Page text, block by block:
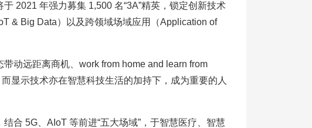
2021 年强力募集 1,500 名“3A”精英，锁定创新技术
& Big Data）以及跨领域场域应用（Application of
动远距离商机、work from home and learn from
显示技术亦在智慧科技生活的加持下，成为重要的人
合 5G、AIoT 等前进“五大场域”，于智慧医疗、智慧